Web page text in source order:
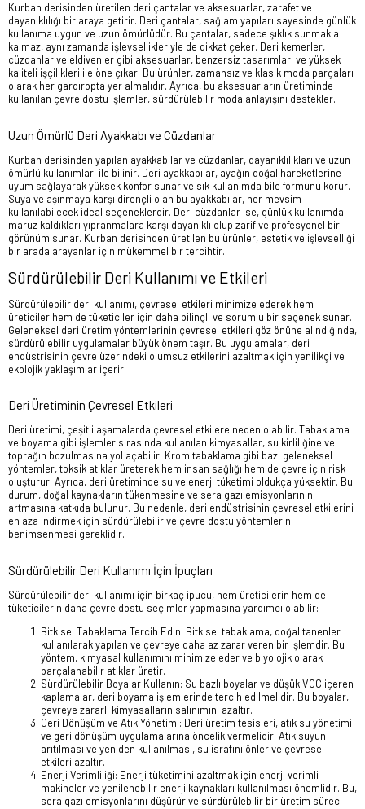
Kurban derisinden üretilen deri çantalar ve aksesuarlar, zarafet ve
dayanıklılığı bir araya getirir. Deri çantalar, sağlam yapıları sayesinde günlük
kullanıma uygun ve uzun ömürlüdür. Bu çantalar, sadece şıklık sunmakla
kalmaz, aynı zamanda işlevsellikleriyle de dikkat çeker. Deri kemerler,
cüzdanlar ve eldivenler gibi aksesuarlar, benzersiz tasarımları ve yüksek
kaliteli işçilikleri ile öne çıkar. Bu ürünler, zamansız ve klasik moda parçaları
olarak her gardıropta yer almalıdır. Ayrıca, bu aksesuarların üretiminde
kullanılan çevre dostu işlemler, sürdürülebilir moda anlayışını destekler.
Uzun Ömürlü Deri Ayakkabı ve Cüzdanlar
Kurban derisinden yapılan ayakkabılar ve cüzdanlar, dayanıklılıkları ve uzun
ömürlü kullanımları ile bilinir. Deri ayakkabılar, ayağın doğal hareketlerine
uyum sağlayarak yüksek konfor sunar ve sık kullanımda bile formunu korur.
Suya ve aşınmaya karşı dirençli olan bu ayakkabılar, her mevsim
kullanılabilecek ideal seçeneklerdir. Deri cüzdanlar ise, günlük kullanımda
maruz kaldıkları yıpranmalara karşı dayanıklı olup zarif ve profesyonel bir
görünüm sunar. Kurban derisinden üretilen bu ürünler, estetik ve işlevselliği
bir arada arayanlar için mükemmel bir tercihtir.
Sürdürülebilir Deri Kullanımı ve Etkileri
Sürdürülebilir deri kullanımı, çevresel etkileri minimize ederek hem
üreticiler hem de tüketiciler için daha bilinçli ve sorumlu bir seçenek sunar.
Geleneksel deri üretim yöntemlerinin çevresel etkileri göz önüne alındığında,
sürdürülebilir uygulamalar büyük önem taşır. Bu uygulamalar, deri
endüstrisinin çevre üzerindeki olumsuz etkilerini azaltmak için yenilikçi ve
ekolojik yaklaşımlar içerir.
Deri Üretiminin Çevresel Etkileri
Deri üretimi, çeşitli aşamalarda çevresel etkilere neden olabilir. Tabaklama
ve boyama gibi işlemler sırasında kullanılan kimyasallar, su kirliliğine ve
toprağın bozulmasına yol açabilir. Krom tabaklama gibi bazı geleneksel
yöntemler, toksik atıklar üreterek hem insan sağlığı hem de çevre için risk
oluşturur. Ayrıca, deri üretiminde su ve enerji tüketimi oldukça yüksektir. Bu
durum, doğal kaynakların tükenmesine ve sera gazı emisyonlarının
artmasına katkıda bulunur. Bu nedenle, deri endüstrisinin çevresel etkilerini
en aza indirmek için sürdürülebilir ve çevre dostu yöntemlerin
benimsenmesi gereklidir.
Sürdürülebilir Deri Kullanımı İçin İpuçları
Sürdürülebilir deri kullanımı için birkaç ipucu, hem üreticilerin hem de
tüketicilerin daha çevre dostu seçimler yapmasına yardımcı olabilir:
Bitkisel Tabaklama Tercih Edin: Bitkisel tabaklama, doğal tanenler
kullanılarak yapılan ve çevreye daha az zarar veren bir işlemdir. Bu
yöntem, kimyasal kullanımını minimize eder ve biyolojik olarak
parçalanabilir atıklar üretir.
Sürdürülebilir Boyalar Kullanın: Su bazlı boyalar ve düşük VOC içeren
kaplamalar, deri boyama işlemlerinde tercih edilmelidir. Bu boyalar,
çevreye zararlı kimyasalların salınımını azaltır.
Geri Dönüşüm ve Atık Yönetimi: Deri üretim tesisleri, atık su yönetimi
ve geri dönüşüm uygulamalarına öncelik vermelidir. Atık suyun
arıtılması ve yeniden kullanılması, su israfını önler ve çevresel
etkileri azaltır.
Enerji Verimliliği: Enerji tüketimini azaltmak için enerji verimli
makineler ve yenilenebilir enerji kaynakları kullanılması önemlidir. Bu,
sera gazı emisyonlarını düşürür ve sürdürülebilir bir üretim süreci